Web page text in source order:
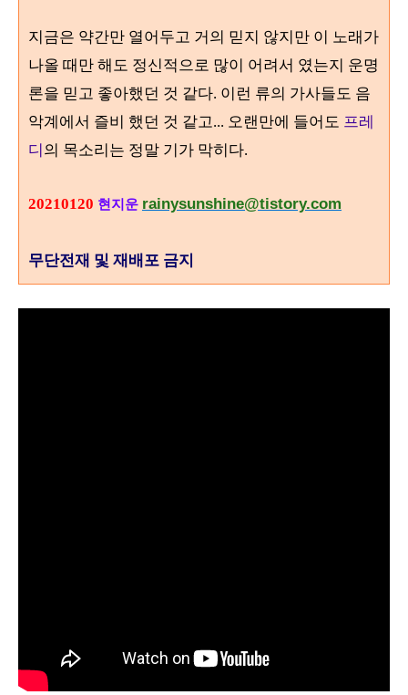
지금은 약간만 열어두고 거의 믿지 않지만 이 노래가
나올 때만 해도 정신적으로 많이 어려서 였는지 운명
론을 믿고 좋아했던 것 같다. 이런 류의 가사들도 음
악계에서 즐비 했던 것 같고... 오랜만에 들어도 프레
디 의 목소리는 정말 기가 막히다.
20210120 현지운 rainysunshine@tistory.com
무단전재 및 재배포 금지